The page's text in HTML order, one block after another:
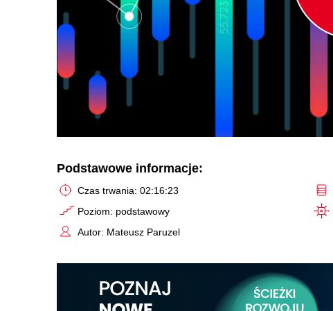
Podstawowe informacje:
Czas trwania: 02:16:23
Poziom: podstawowy
Autor: Mateusz Paruzel